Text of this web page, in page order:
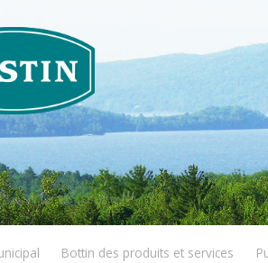
Bottin des produits et services